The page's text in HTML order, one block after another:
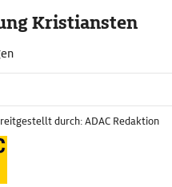
Kristiansten
durch: ADAC Redaktion